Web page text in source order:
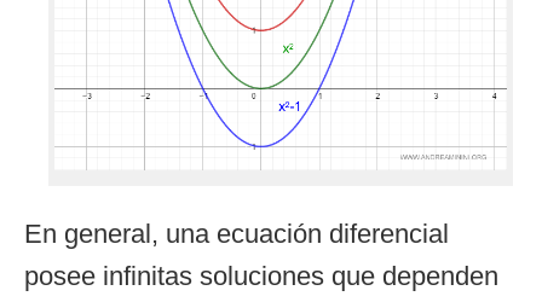
En general, una ecuación diferencial
posee infinitas soluciones que dependen